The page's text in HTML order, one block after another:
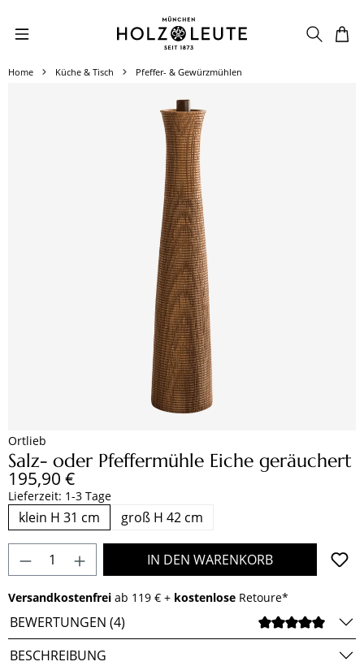
Zum Hauptinhalt springen
Home Küche & Tisch Pfeffer- & Gewürzmühlen
Ortlieb
Salz- oder Pfeffermühle Eiche geräuchert
Regulärer Preis:
195,90 €
Lieferzeit: 1-3 Tage
klein H 31 cm groß H 42 cm
Produkt Anzahl: Gib den gewünschten
IN DEN WARENKORB
Versandkostenfrei ab 119 € + kostenlose Retoure*
BEWERTUNGEN (4)
BESCHREIBUNG